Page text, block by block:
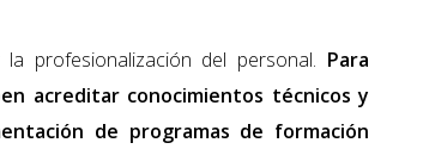
profesionalización del personal. Para
acreditar conocimientos técnicos y
de programas de formación